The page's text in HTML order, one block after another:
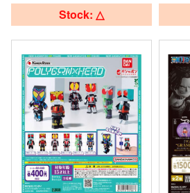
Stock: △